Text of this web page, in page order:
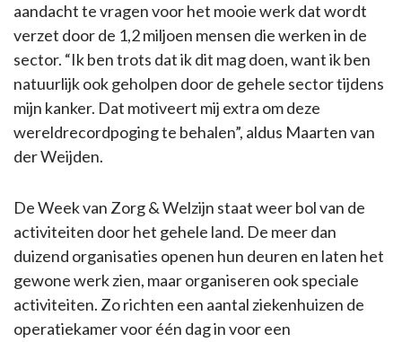
aandacht te vragen voor het mooie werk dat wordt
verzet door de 1,2 miljoen mensen die werken in de
sector. “Ik ben trots dat ik dit mag doen, want ik ben
natuurlijk ook geholpen door de gehele sector tijdens
mijn kanker. Dat motiveert mij extra om deze
wereldrecordpoging te behalen”, aldus Maarten van
der Weijden.
De Week van Zorg & Welzijn staat weer bol van de
activiteiten door het gehele land. De meer dan
duizend organisaties openen hun deuren en laten het
gewone werk zien, maar organiseren ook speciale
activiteiten. Zo richten een aantal ziekenhuizen de
operatiekamer voor één dag in voor een